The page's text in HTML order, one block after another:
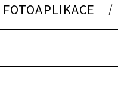
FOTOAPLIKACE